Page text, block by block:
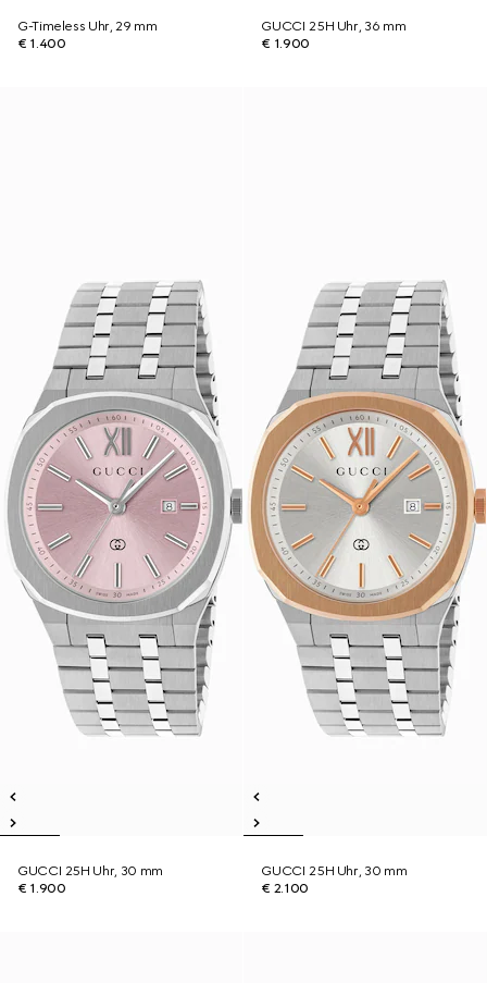
G-Timeless Uhr, 29 mm
€ 1.400
GUCCI 25H Uhr, 36 mm
€ 1.900
GUCCI 25H Uhr, 30 mm
€ 1.900
GUCCI 25H Uhr, 30 mm
€ 2.100